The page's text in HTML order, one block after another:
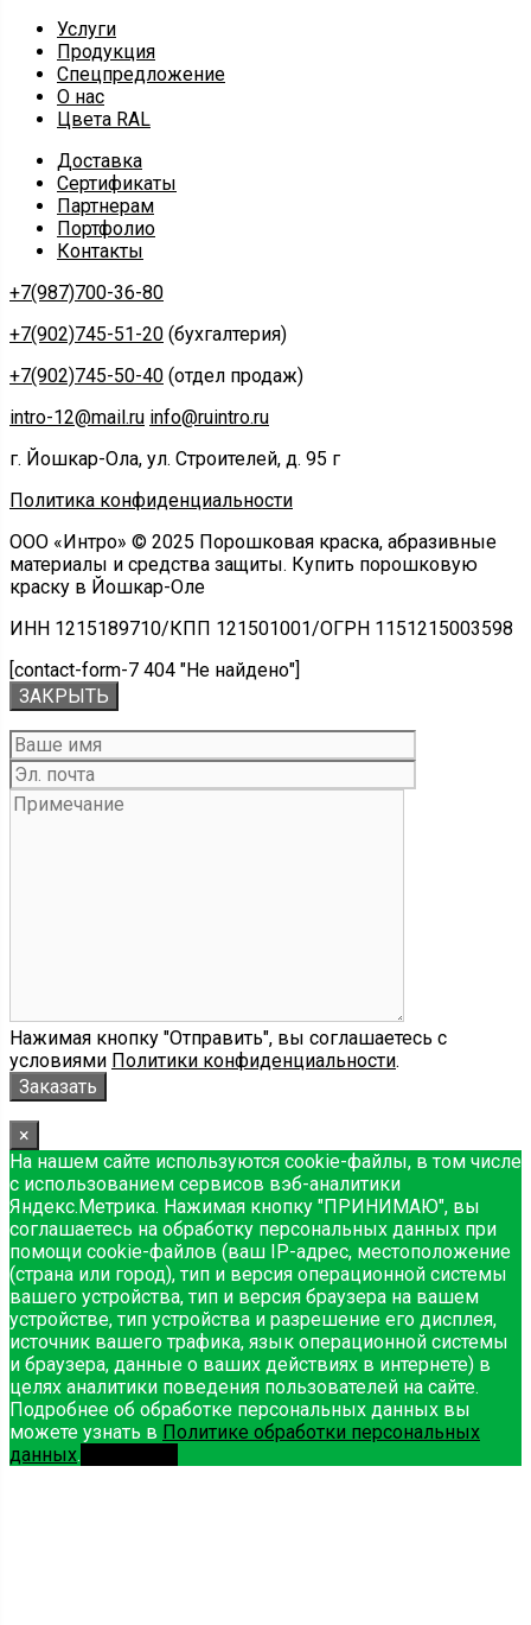
Услуги
Продукция
Спецпредложение
О нас
Цвета RAL
Доставка
Сертификаты
Партнерам
Портфолио
Контакты
+7(987)700-36-80
+7(902)745-51-20 (бухгалтерия)
+7(902)745-50-40 (отдел продаж)
intro-12@mail.ru info@ruintro.ru
г. Йошкар-Ола, ул. Строителей, д. 95 г
Политика конфиденциальности
ООО «Интро» © 2025 Порошковая краска, абразивные
материалы и средства защиты. Купить порошковую
краску в Йошкар-Оле
ИНН 1215189710/КПП 121501001/ОГРН 1151215003598
[contact-form-7 404 "Не найдено"]
ЗАКРЫТЬ
Нажимая кнопку "Отправить", вы соглашаетесь с
условиями Политики конфиденциальности.
×
На нашем сайте используются cookie-файлы, в том числе
с использованием сервисов вэб-аналитики
Яндекс.Метрика. Нажимая кнопку "ПРИНИМАЮ", вы
соглашаетесь на обработку персональных данных при
помощи cookie-файлов (ваш IP-адрес, местоположение
(страна или город), тип и версия операционной системы
вашего устройства, тип и версия браузера на вашем
устройстве, тип устройства и разрешение его дисплея,
источник вашего трафика, язык операционной системы
и браузера, данные о ваших действиях в интернете) в
целях аналитики поведения пользователей на сайте.
Подробнее об обработке персональных данных вы
можете узнать в Политике обработки персональных
данных.